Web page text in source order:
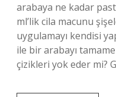
arabaya ne kadar
ml’lik cila macunu
uygulamayı kendisi
ile bir arabayı
çizikleri yok eder mi?